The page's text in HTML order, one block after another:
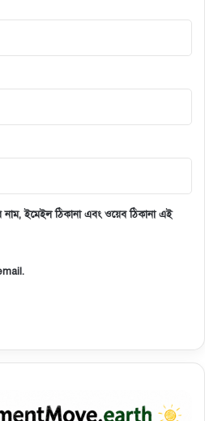
ইমেইল ঠিকানা এবং ওয়েব ঠিকানা এই